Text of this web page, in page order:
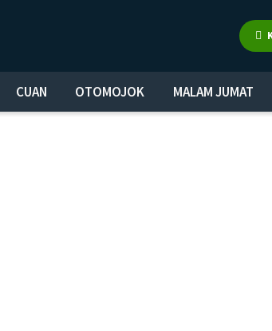
CUAN OTOMOJOK MALAM JUMAT